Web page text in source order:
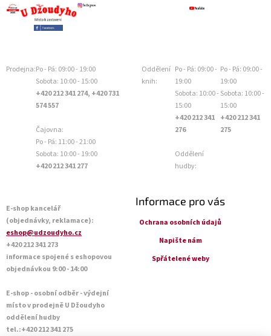
Prodejna:Po - Pá: 09:00 - 19:00
Sobota: 10:00 - 15:00
+420 212 341 274, +420 731
574 557
Čajovna:
Po - Pá: 11:00 - 21:00
Sobota: 10:00 - 19:00
+420 212 341 277
Oddělení
knih:
Po - Pá: 09:00 -
19:00
Sobota: 10:00 -
15:00
+420 212 341
276
Oddělení
hudby:
Po - Pá: 09:00 -
19:00
Sobota: 10:00 -
15:00
+420 212 341
275
E-shop kancelář
(objednávky, reklamace):
eshop@udzoudyho.cz
+420 212 341 273
informace spojené s eshopovou
objednávkou 9:00 - 14:00
E-shop - osobní odběr - výdejní
místo v prodejně U Džoudyho
oddělení hudby
tel.:+420 212 341 275
Informace pro vás
Ochrana osobních údajů
Napište nám
Spřátelené weby